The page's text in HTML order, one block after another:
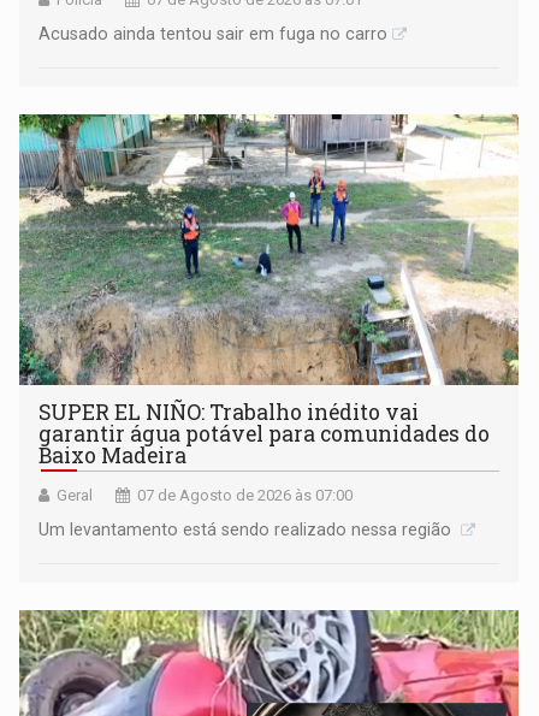
Acusado ainda tentou sair em fuga no carro
SUPER EL NIÑO: Trabalho inédito vai
garantir água potável para comunidades do
Baixo Madeira
Geral 07 de Agosto de 2026 às 07:00
Um levantamento está sendo realizado nessa região